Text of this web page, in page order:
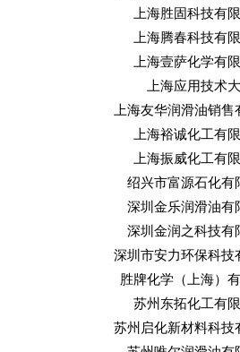
上海胜固科技有
上海腾春科技有
上海壹萨化学有
上海应用技术
上海友华润滑油销售
上海裕诚化工有
上海振威化工有
绍兴市富源石化有
深圳金乐润滑油有
深圳金润之科技有
深圳市安力环保科技
胜牌化学（上海）
苏州东拓化工有
苏州启化新材料科技